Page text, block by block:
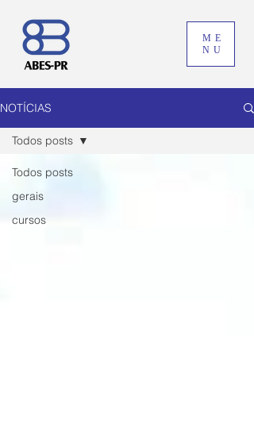
ME
NU
NOTÍCIAS
Todos posts
gerais
cursos
Todos posts